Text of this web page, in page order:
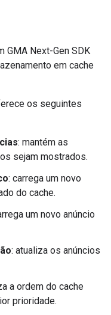
GMA Next-Gen SDK
em cache
os seguintes
: mantém as
sejam mostrados.
: carrega um novo
do cache.
um novo anúncio
: atualiza os anúncios
a ordem do cache
prioridade.